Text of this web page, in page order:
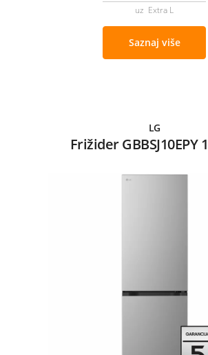
uz Extra L
Saznaj više
LG
Frižider GBBSJ10EPY